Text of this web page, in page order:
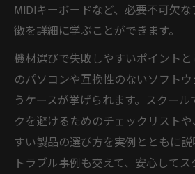
MIDIキーボードなど、必要不可欠
徴を詳細に学ぶことができます。
機材選びで失敗しやすいポイント
のパソコンや互換性のないソフト
うケースが挙げられます。スクー
クを避けるためのチェックリスト
すい製品の選び方を実例とともに
トラブル事例も交えて、安心して